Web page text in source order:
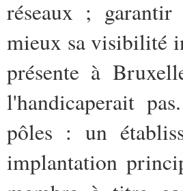
réseaux ; garantir
mieux sa visibilité
présente à
l'handicaperait
pôles : un
implantation